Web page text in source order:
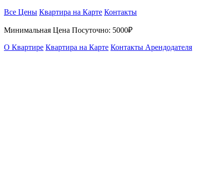
Все Цены Квартира на Карте Контакты
Минимальная Цена Посуточно: 5000₽
О Квартире Квартира на Карте Контакты Арендодателя